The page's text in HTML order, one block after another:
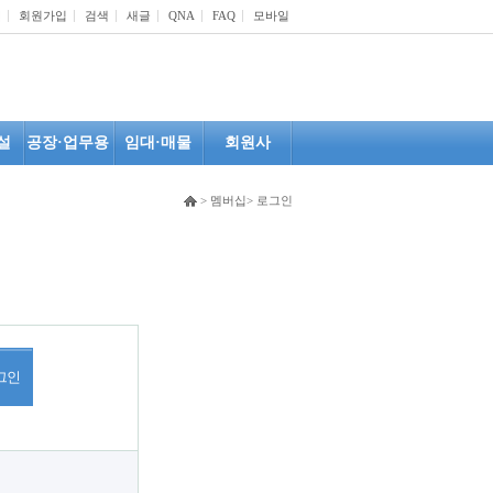
회원가입 검색 새글 QNA FAQ 모바일
공장·업무용 임대·매물 회원사
> 멤버십> 로그인